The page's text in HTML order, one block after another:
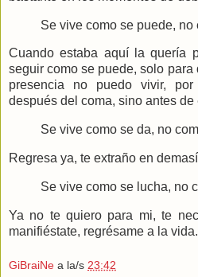
Se vive como se puede, no
Cuando estaba aquí la quería
seguir como se puede, solo
presencia no puedo vivir,
después del coma, sino antes
Se vive como se da, no
Regresa ya, te extraño en
Se vive como se lucha, no
Ya no te quiero para mi, te
manifiéstate, regrésame a la vida.
GiBraiNe a la/s 23:42